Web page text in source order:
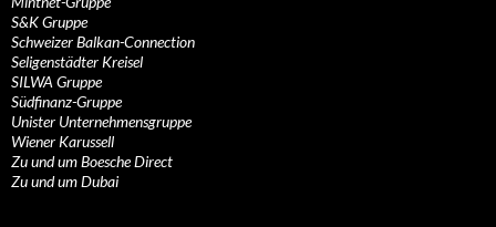
S&K Gruppe
Schweizer Balkan-Connection
Seligenstädter Kreisel
SILWA Gruppe
Südfinanz-Gruppe
Unister Unternehmensgruppe
Wiener Karussell
Zu und um Boesche Direct
Zu und um Dubai